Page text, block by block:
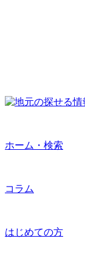
ホーム・検索
コラム
はじめての方